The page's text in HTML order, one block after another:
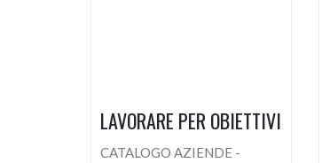
LAVORARE PER OBIETTIVI
CATALOGO AZIENDE -